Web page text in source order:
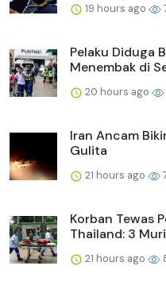
19 hours ago
Pelaku Diduga
Menembak di
20 hours ago
Iran Ancam
Gulita
21 hours ago
Korban Tewas
Thailand: 3
21 hours ago